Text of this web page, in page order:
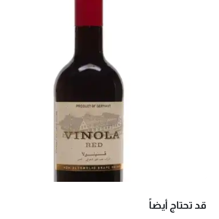
قد تحتاج أيضاً